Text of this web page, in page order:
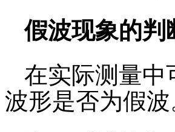
假波现象的判
在实际测量中
波形是否为假波